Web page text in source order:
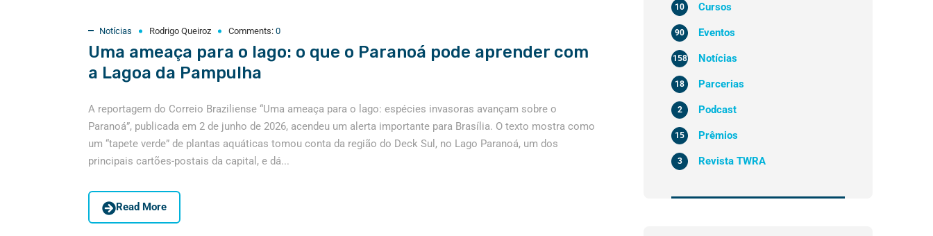
Notícias Rodrigo Queiroz Comments: 0
Uma ameaça para o lago: o que o Paranoá pode aprender com
a Lagoa da Pampulha
A reportagem do Correio Braziliense “Uma ameaça para o lago: espécies invasoras avançam sobre o
Paranoá”, publicada em 2 de junho de 2026, acendeu um alerta importante para Brasília. O texto mostra como
um “tapete verde” de plantas aquáticas tomou conta da região do Deck Sul, no Lago Paranoá, um dos
principais cartões-postais da capital, e dá...
Read More
Cursos
10
Eventos
90
Notícias
158
Parcerias
18
Podcast
2
Prêmios
15
Revista TWRA
3